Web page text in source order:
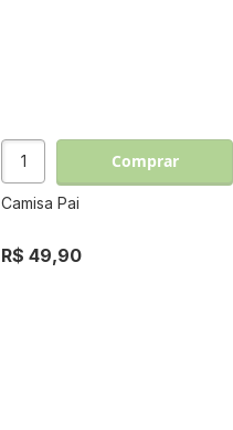
Comprar
Camisa Pai
R$ 49,90